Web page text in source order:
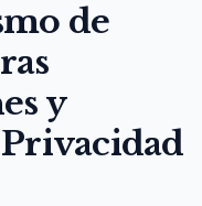
de
y